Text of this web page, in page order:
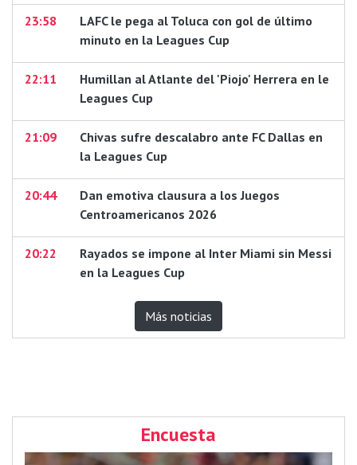
23:58
LAFC le pega al Toluca con gol de último
minuto en la Leagues Cup
22:11
Humillan al Atlante del 'Piojo' Herrera en le
Leagues Cup
21:09
Chivas sufre descalabro ante FC Dallas en
la Leagues Cup
20:44
Dan emotiva clausura a los Juegos
Centroamericanos 2026
20:22
Rayados se impone al Inter Miami sin Messi
en la Leagues Cup
Más noticias
Encuesta